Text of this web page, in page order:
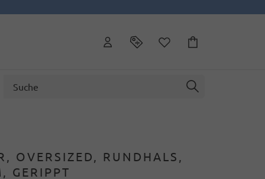
OVERSIZED, RUNDHALS,
GERIPPT